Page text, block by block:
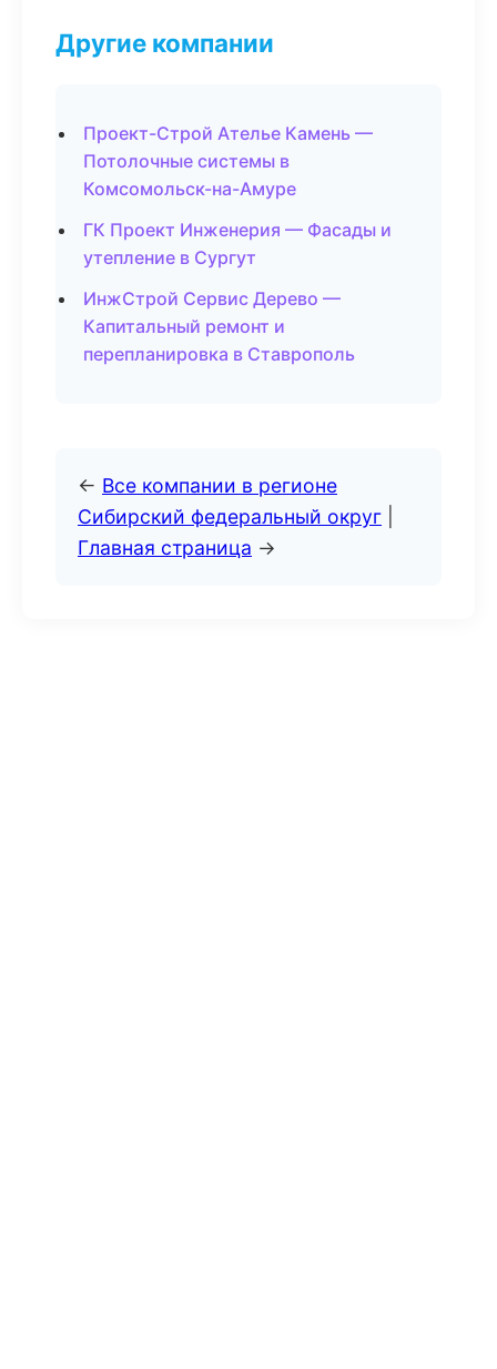
Другие компании
Проект-Строй Ателье Камень —
Потолочные системы в
Комсомольск-на-Амуре
ГК Проект Инженерия — Фасады и
утепление в Сургут
ИнжСтрой Сервис Дерево —
Капитальный ремонт и
перепланировка в Ставрополь
← Все компании в регионе
Сибирский федеральный округ
Главная страница →